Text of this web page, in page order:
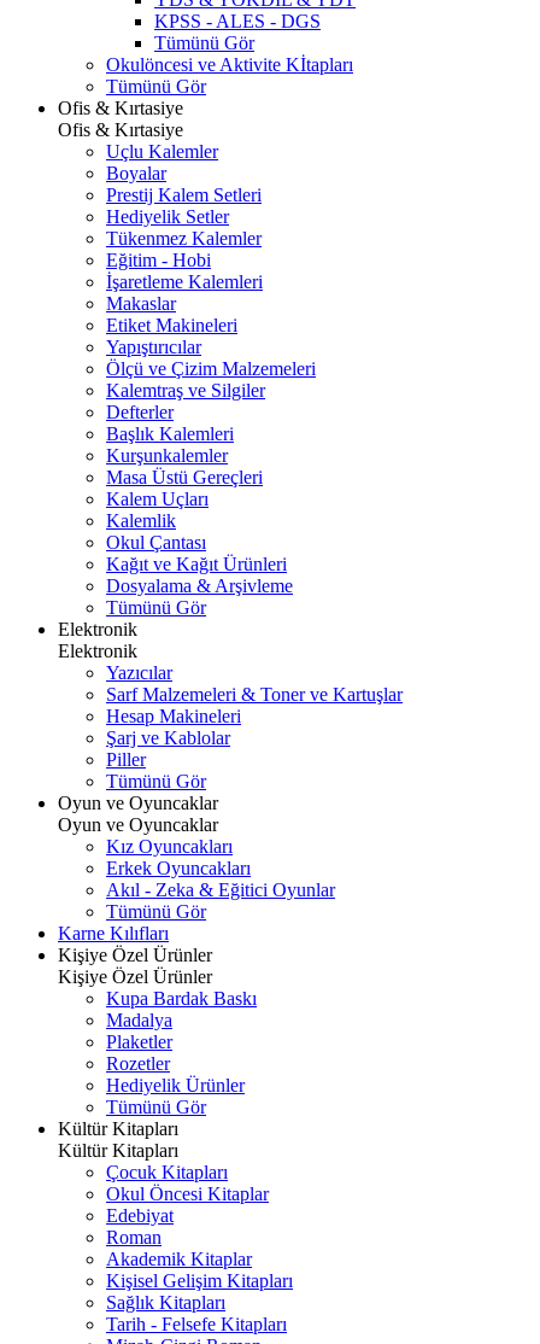
KPSS - ALES - DGS
Tümünü Gör
Okulöncesi ve Aktivite Kİtapları
Tümünü Gör
Ofis & Kırtasiye
Ofis & Kırtasiye
Uçlu Kalemler
Boyalar
Prestij Kalem Setleri
Hediyelik Setler
Tükenmez Kalemler
Eğitim - Hobi
İşaretleme Kalemleri
Makaslar
Etiket Makineleri
Yapıştırıcılar
Ölçü ve Çizim Malzemeleri
Kalemtraş ve Silgiler
Defterler
Başlık Kalemleri
Kurşunkalemler
Masa Üstü Gereçleri
Kalem Uçları
Kalemlik
Okul Çantası
Kağıt ve Kağıt Ürünleri
Dosyalama & Arşivleme
Tümünü Gör
Elektronik
Elektronik
Yazıcılar
Sarf Malzemeleri & Toner ve Kartuşlar
Hesap Makineleri
Şarj ve Kablolar
Piller
Tümünü Gör
Oyun ve Oyuncaklar
Oyun ve Oyuncaklar
Kız Oyuncakları
Erkek Oyuncakları
Akıl - Zeka & Eğitici Oyunlar
Tümünü Gör
Karne Kılıfları
Kişiye Özel Ürünler
Kişiye Özel Ürünler
Kupa Bardak Baskı
Madalya
Plaketler
Rozetler
Hediyelik Ürünler
Tümünü Gör
Kültür Kitapları
Kültür Kitapları
Çocuk Kitapları
Okul Öncesi Kitaplar
Edebiyat
Roman
Akademik Kitaplar
Kişisel Gelişim Kitapları
Sağlık Kitapları
Tarih - Felsefe Kitapları